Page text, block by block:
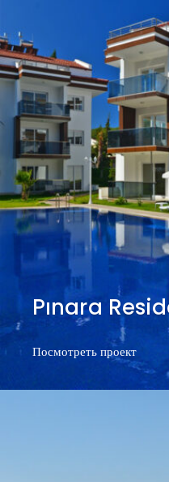
Pınara
Посмотреть проект